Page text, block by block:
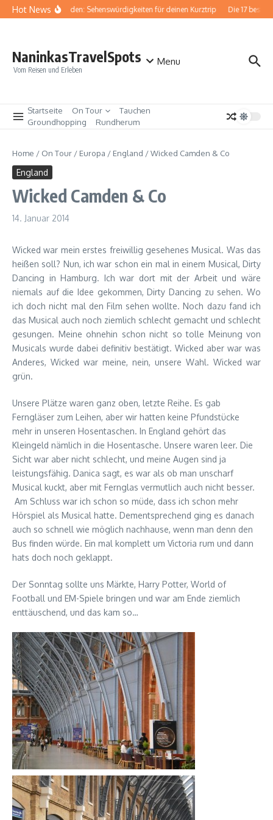
Zum Inhalt springen
Hot News
Baden-Baden: Sehenswürdigkeiten für deinen Kurztrip Die 17 besten
NaninkasTravelSpots
Vom Reisen und Erleben
Menu
Startseite On Tour
Tauchen
Groundhopping
Rundherum
Home / On Tour / Europa / England /Wicked Camden & Co
England
Wicked Camden & Co
14. Januar 2014
Wicked war mein erstes freiwillig gesehenes Musical. Was das
heißen soll? Nun, ich war schon ein mal in einem Musical, Dirty
Dancing in Hamburg. Ich war dort mit der Arbeit und wäre
niemals auf die Idee gekommen, Dirty Dancing zu sehen. Wo
ich doch nicht mal den Film sehen wollte. Noch dazu fand ich
das Musical auch noch ziemlich schlecht gemacht und schlecht
gesungen. Meine ohnehin schon nicht so tolle Meinung von
Musicals wurde dabei definitiv bestätigt. Wicked aber war was
Anderes, Wicked war meine, nein, unsere Wahl. Wicked war
grün.
Unsere Plätze waren ganz oben, letzte Reihe. Es gab
Ferngläser zum Leihen, aber wir hatten keine Pfundstücke
mehr in unseren Hosentaschen. In England gehört das
Kleingeld nämlich in die Hosentasche. Unsere waren leer. Die
Sicht war aber nicht schlecht, und meine Augen sind ja
leistungsfähig. Danica sagt, es war als ob man unscharf
Musical kuckt, aber mit Fernglas vermutlich auch nicht besser.
Am Schluss war ich schon so müde, dass ich schon mehr
Hörspiel als Musical hatte. Dementsprechend ging es danach
auch so schnell wie möglich nachhause, wenn man denn den
Bus finden würde. Ein mal komplett um Victoria rum und dann
hats doch noch geklappt.
Der Sonntag sollte uns Märkte, Harry Potter, World of
Football und EM-Spiele bringen und war am Ende ziemlich
enttäuschend, und das kam so…